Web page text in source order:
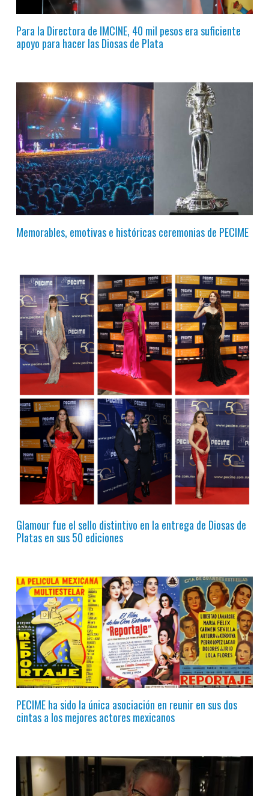
Para la Directora de IMCINE, 40 mil pesos era suficiente
apoyo para hacer las Diosas de Plata
Memorables, emotivas e históricas ceremonias de PECIME
Glamour fue el sello distintivo en la entrega de Diosas de
Platas en sus 50 ediciones
PECIME ha sido la única asociación en reunir en sus dos
cintas a los mejores actores mexicanos